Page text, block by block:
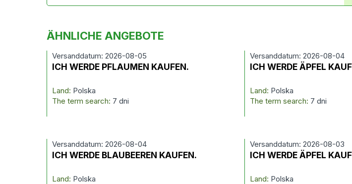
ÄHNLICHE ANGEBOTE
Versanddatum: 2026-08-05
ICH WERDE PFLAUMEN KAUFEN.
Land: Polska
The term search: 7 dni
Versanddatum: 2026-08-04
ICH WERDE ÄPFEL
Land: Polska
The term search: 7 dni
Versanddatum: 2026-08-04
ICH WERDE BLAUBEEREN KAUFEN.
Land: Polska
Versanddatum: 2026-08-03
ICH WERDE ÄPFEL
Land: Polska